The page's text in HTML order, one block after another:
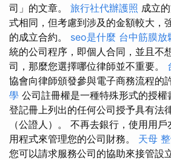
司」的文章。 旅行社代辦護照 成立
式相同，但考慮到涉及的金額較大，
的成立合約。 seo是什麼 台中筋膜放
統的公司程序，即個人合同，並且不
司，那麼您選擇哪位律師並不重要。
協會向律師頒發參與電子商務流程的
學 公司註冊權是一種特殊形式的授權
登記冊上列出的任何公司授予具有法
（公證人）。 不再去銀行，使用用
用程式來管理您的公司財務。 天母
您可以請求服務公司的協助來接管設